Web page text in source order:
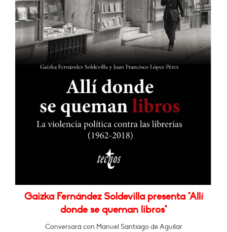
Gaizka Fernández Soldevilla presenta "Allí
donde se queman libros"
Conversará con Manuel Santiago de Aguilar